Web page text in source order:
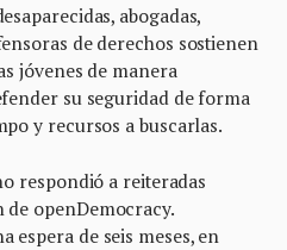
abogadas,
de derechos sostienen
jóvenes de manera
su seguridad de forma
y recursos a buscarlas.
respondió a reiteradas
openDemocracy.
espera de seis meses, en